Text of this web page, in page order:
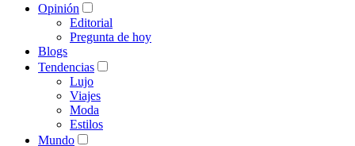
Opinión
Editorial
Pregunta de hoy
Blogs
Tendencias
Lujo
Viajes
Moda
Estilos
Mundo